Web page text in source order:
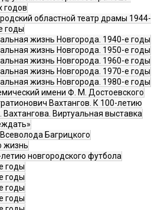
годов
областной театр драмы 1944-
годы
жизнь Новгорода. 1940-е годы
жизнь Новгорода. 1950-е годы
жизнь Новгорода. 1960-е годы
жизнь Новгорода. 1970-е годы
жизнь Новгорода. 1980-е годы
имени Ф. М. Достоевского
Вахтангов. К 100-летию
Вахтангова. Виртуальная выставка
Багрицкого
жизнь
новгородского футбола
годы
годы
годы
годы